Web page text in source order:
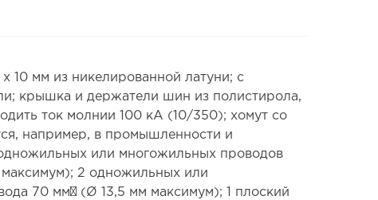
10 мм из никелированной латуни; с
крышка и держатели шин из полистирола,
ток молнии 100 кА (10/350); хомут со
например, в промышленности и
или многожильных проводов
2 одножильных или
70 мм² (Ø 13,5 мм максимум); 1 плоский